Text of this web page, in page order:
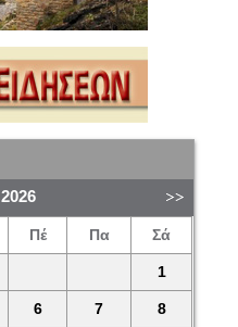
2026
Πέ Πα Σά
1
6 7 8